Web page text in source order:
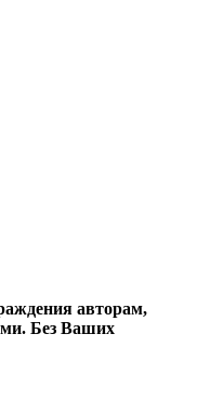
авторам,
Без Ваших